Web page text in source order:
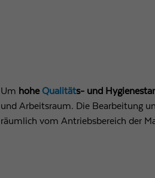
Um hohe Qualitäts- und
und Arbeitsraum. Die Bearbeitung
räumlich vom Antriebsbereich der